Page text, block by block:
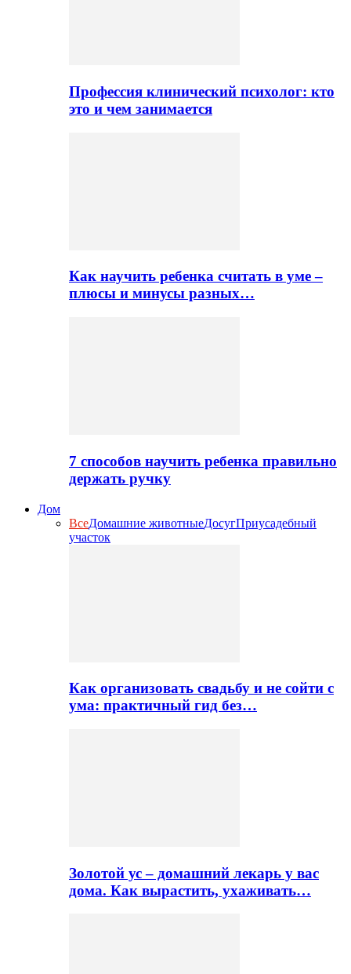
Профессия клинический психолог: кто
это и чем занимается
Как научить ребенка считать в уме –
плюсы и минусы разных…
7 способов научить ребенка правильно
держать ручку
Дом
ВсеДомашние животныеДосугПриусадебный
участок
Как организовать свадьбу и не сойти с
ума: практичный гид без…
Золотой ус – домашний лекарь у вас
дома. Как вырастить, ухаживать…